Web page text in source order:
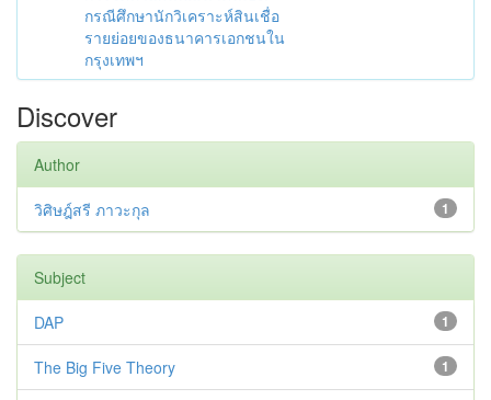
กรณีศึกษานักวิเคราะห์สินเชื่อ
รายย่อยของธนาคารเอกชนใน
กรุงเทพฯ
Discover
Author
1
วิศิษฎ์สรี ภาวะกุล
Subject
1
DAP
1
The Big Five Theory